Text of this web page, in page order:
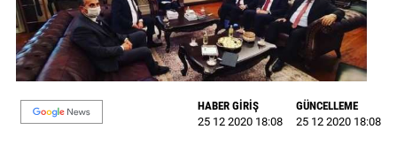
GALERİ
VİDEO
YAZARLAR
HABER GİRİŞ
25 12 2020 18:08
GÜNCELLEME
25 12 2020 18:08